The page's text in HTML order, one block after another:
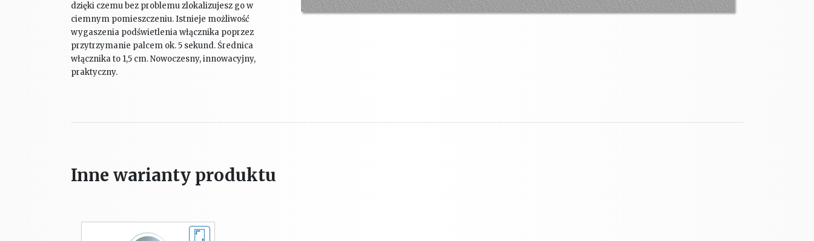
dzięki czemu bez problemu zlokalizujesz go w
ciemnym pomieszczeniu. Istnieje możliwość
wygaszenia podświetlenia włącznika poprzez
przytrzymanie palcem ok. 5 sekund. Średnica
włącznika to 1,5 cm. Nowoczesny, innowacyjny,
praktyczny.
Inne warianty produktu